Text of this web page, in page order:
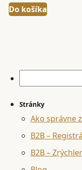
Do košíka
Stránky
Ako správne
B2B –
B2B –